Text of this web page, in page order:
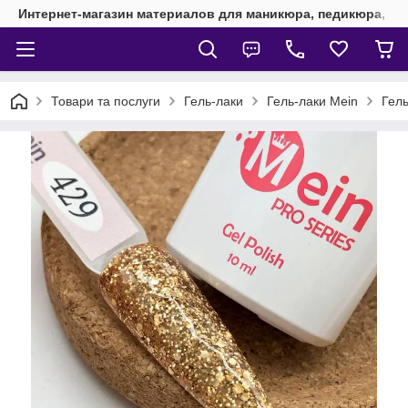
Интернет-магазин материалов для маникюра, педикюра,
Товари та послуги Гель-лаки Гель-лаки Mein